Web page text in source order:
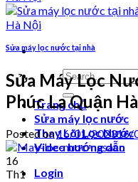
Search
for:
Trang chủ
Sửa máy lọc nước
Thay Lõi Lọc Nước
Video hướng dẫn
Login
Sửa máy lọc nước tại nhà
Sửa Máy Lọc
Phúc La Quận
Posted on16/01/202316/
16
Th1